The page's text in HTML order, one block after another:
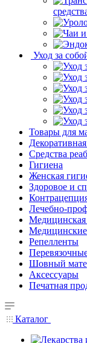
Уход за
Товары для
Средства
Гигиена
Женская
Здоровое и
Лечебно-
Медицинская
Медицинские
Репелленты
Шовный
Аксессуары
Печатная
Каталог